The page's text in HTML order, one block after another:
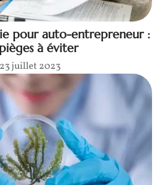
pour auto-entrepreneur :
à éviter
23 juillet 2023